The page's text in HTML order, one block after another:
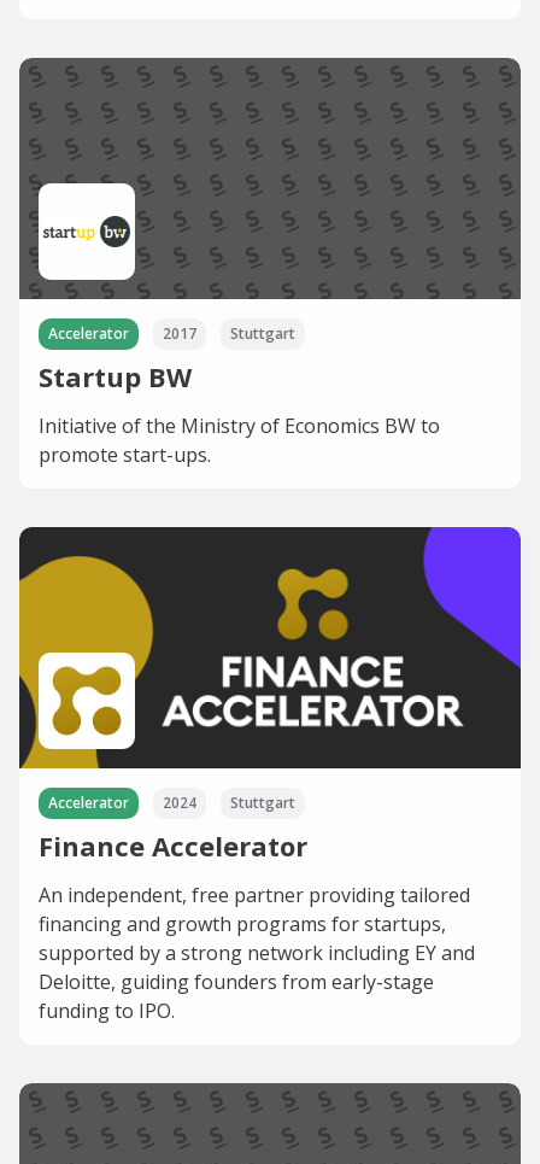
Accelerator 2017 Stuttgart
Startup BW
Initiative of the Ministry of Economics BW to
promote start-ups.
Accelerator 2024 Stuttgart
Finance Accelerator
An independent, free partner providing tailored
financing and growth programs for startups,
supported by a strong network including EY and
Deloitte, guiding founders from early-stage
funding to IPO.